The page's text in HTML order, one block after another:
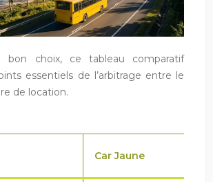
bon choix, ce tableau comparatif
essentiels de l’arbitrage entre le
de location.
Car Jaune